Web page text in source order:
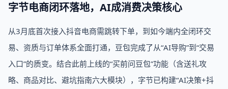
字节电商闭环落地，AI成消费决策核心
从3月底首次接入抖音电商需跳转下单，到如今端内全闭环交
易、资质与订单体系全面打通，豆包完成了从“AI导购”到“交易
入口”的质变。结合此前上线的“买前问豆包”功能（含送礼攻
略、商品对比、避坑指南六大模块），字节已构建“AI决策+抖